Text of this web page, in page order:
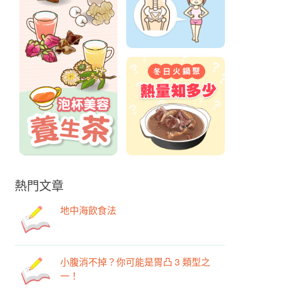
熱門文章
地中海飲食法
小腹消不掉？你可能是胃凸 3 類型之
一！